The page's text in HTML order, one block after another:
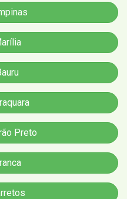
Preto